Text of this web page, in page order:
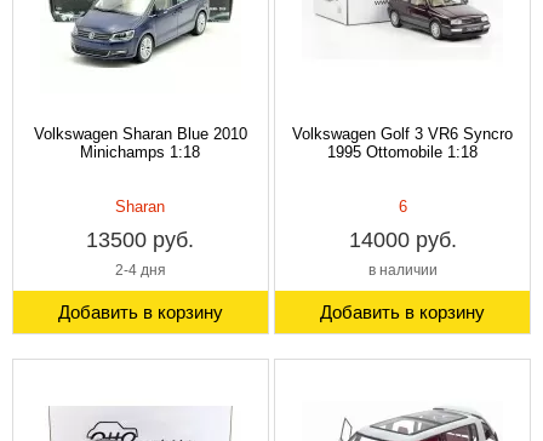
Volkswagen Sharan Blue 2010
Minichamps 1:18
Sharan
13500 руб.
2-4 дня
Добавить в корзину
Volkswagen Golf 3 VR6 Syncro
1995 Ottomobile 1:18
6
14000 руб.
в наличии
Добавить в корзину